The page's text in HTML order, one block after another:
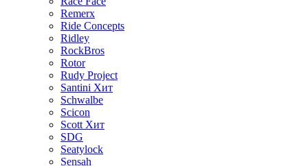
Remerx
Ride Concepts
Ridley
RockBros
Rotor
Rudy Project
Santini Хит
Schwalbe
Scicon
Scott Хит
SDG
Seatylock
Sensah